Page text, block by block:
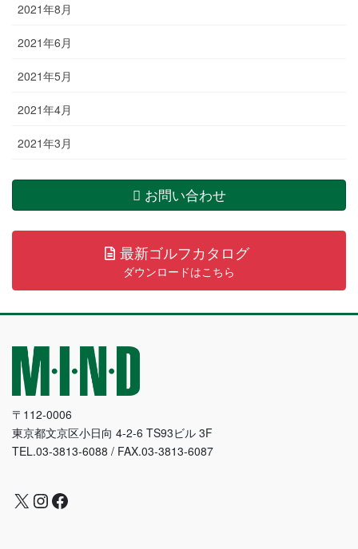
2021年8月
2021年6月
2021年5月
2021年4月
2021年3月
お問い合わせ
最新ゴルフカタログ
ダウンロードはこちら
〒112-0006
東京都文京区小日向 4-2-6 TS93ビル 3F
TEL.03-3813-6088 / FAX.03-3813-6087
X Instagram
Facebook